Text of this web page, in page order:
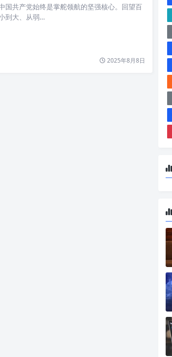
国共产党始终是掌舵领航的坚强核心。回望百
到大、从弱…
2025年8月8日